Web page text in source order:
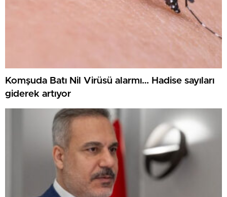
Komşuda Batı Nil Virüsü alarmı… Hadise sayıları
giderek artıyor